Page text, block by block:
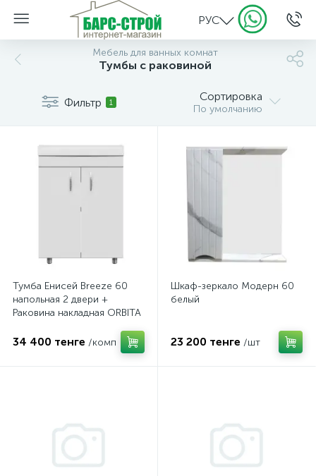
РУС
Мебель для ванных комнат
Тумбы с раковиной
Фильтр 1 Сортировка
По умолчанию
Тумба Енисей Breeze 60
напольная 2 двери +
Раковина накладная ORBITA
34 400 тенге /комп
Шкаф-зеркало Модерн 60
белый
23 200 тенге /шт